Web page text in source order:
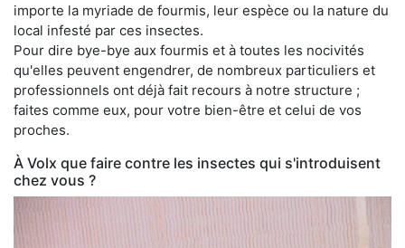
importe la myriade de fourmis, leur espèce ou la nature du
local infesté par ces insectes.
Pour dire bye-bye aux fourmis et à toutes les nocivités
qu'elles peuvent engendrer, de nombreux particuliers et
professionnels ont déjà fait recours à notre structure ;
faites comme eux, pour votre bien-être et celui de vos
proches.
À Volx que faire contre les insectes qui s'introduisent
chez vous ?